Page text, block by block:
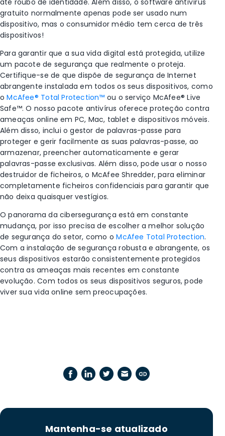
até roubo de identidade. Além disso, o software antivírus
gratuito normalmente apenas pode ser usado num
dispositivo, mas o consumidor médio tem cerca de três
dispositivos!
Para garantir que a sua vida digital está protegida, utilize
um pacote de segurança que realmente o proteja.
Certifique-se de que dispõe de segurança de Internet
abrangente instalada em todos os seus dispositivos, como
oMcAfee® Total Protection™ ou o serviço McAfee® Live
Safe™. O nosso pacote antivírus oferece proteção contra
ameaças online em PC, Mac, tablet e dispositivos móveis.
Além disso, inclui o gestor de palavras-passe para
proteger e gerir facilmente as suas palavras-passe, ao
armazenar, preencher automaticamente e gerar
palavras-passe exclusivas. Além disso, pode usar o nosso
destruidor de ficheiros, o McAfee Shredder, para eliminar
completamente ficheiros confidenciais para garantir que
não deixa quaisquer vestígios.
O panorama da cibersegurança está em constante
mudança, por isso precisa de escolher a melhor solução
de segurança do setor, como oMcAfee Total Protection.
Com a instalação de segurança robusta e abrangente, os
seus dispositivos estarão consistentemente protegidos
contra as ameaças mais recentes em constante
evolução. Com todos os seus dispositivos seguros, pode
viver sua vida online sem preocupações.
Mantenha-se atualizado